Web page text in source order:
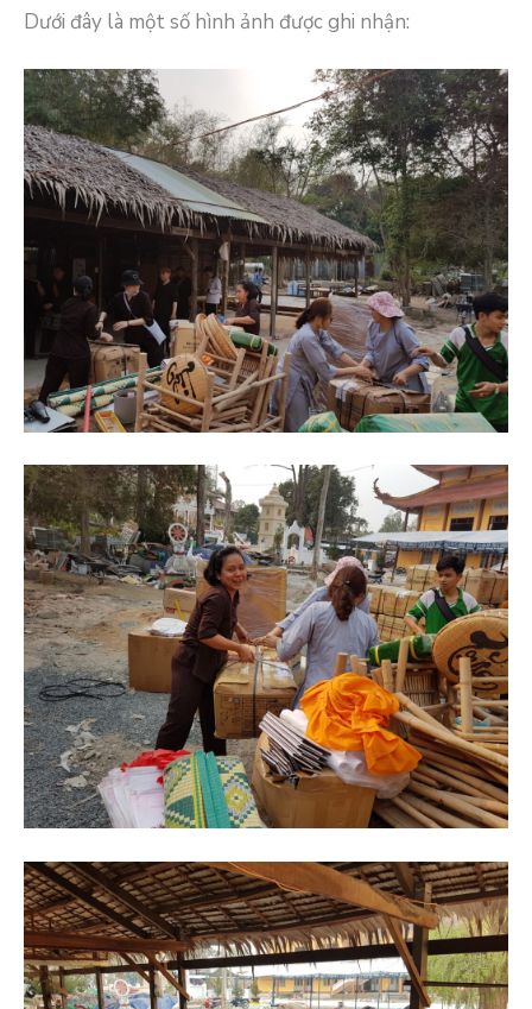
Dưới đây là một số hình ảnh được ghi nhận: